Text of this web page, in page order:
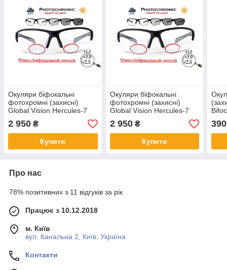
Окуляри біфокальні
фотохромні (захисні)
Global Vision Hercules-7
Bifocal (+1.5) photochromic
(clear), фотохромні
прозорі
2 950 ₴
Купити
Окуляри біфокальні
фотохромні (захисні)
Global Vision Hercules-7
Bifocal (+2.5) photochromic
(clear), фотохромні
прозорі
2 950₴
Купити
390
Про нас
78% позитивних з 11 відгуків за рік
Працює з 10.12.2018
м. Київ
вул. Канальна 2, Київ, Україна
Контакти